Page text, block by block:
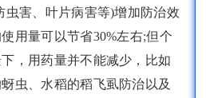
虫害、叶片病害等)增加防治效
用量可以节省30%左右;但个
，用药量并不能减少，比如
虫、水稻的稻飞虱防治以及